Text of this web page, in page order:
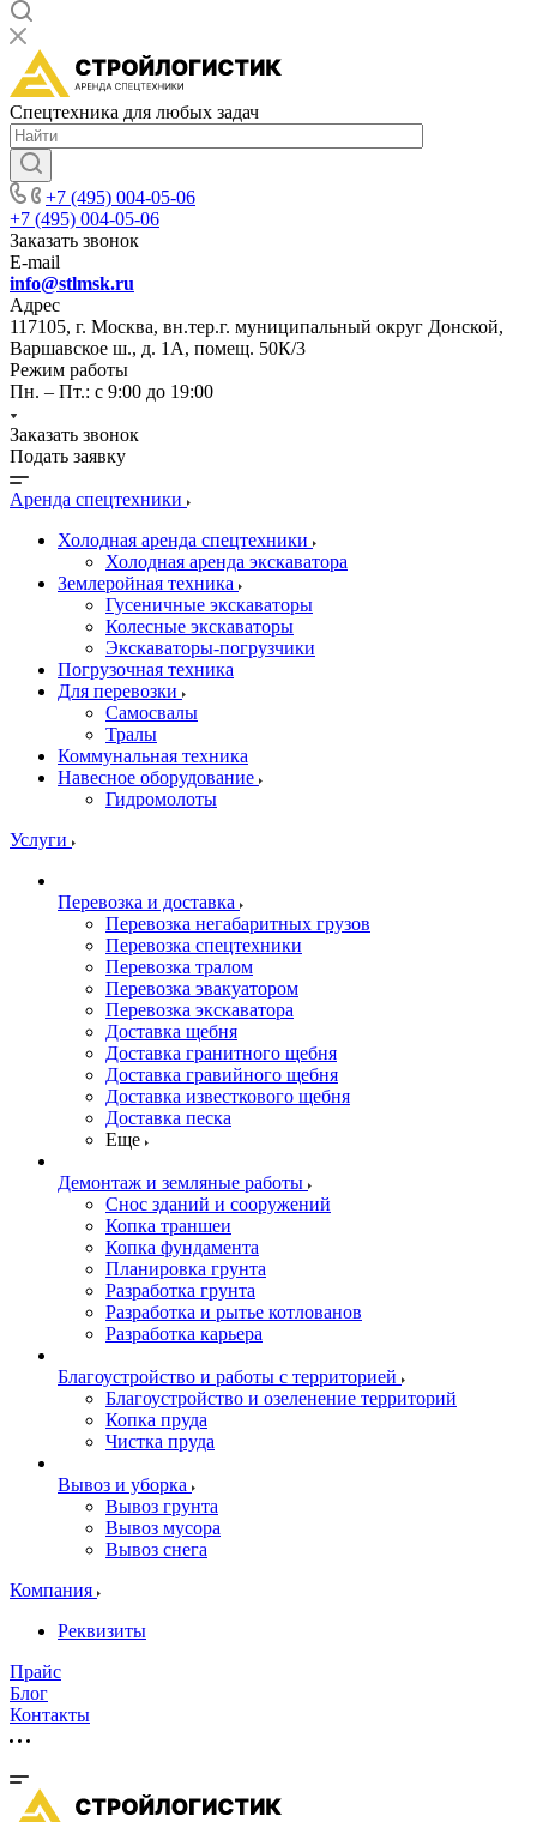
Спецтехника для любых задач
+7 (495) 004-05-06
+7 (495) 004-05-06
Заказать звонок
E-mail
info@stlmsk.ru
Адрес
117105, г. Москва, вн.тер.г. муниципальный округ Донской,
Варшавское ш., д. 1А, помещ. 50К/3
Режим работы
Пн. – Пт.: с 9:00 до 19:00
Заказать звонок
Подать заявку
Аренда спецтехники
Холодная аренда спецтехники
Холодная аренда экскаватора
Землеройная техника
Гусеничные экскаваторы
Колесные экскаваторы
Экскаваторы-погрузчики
Погрузочная техника
Для перевозки
Самосвалы
Тралы
Коммунальная техника
Навесное оборудование
Гидромолоты
Услуги
Перевозка и доставка
Перевозка негабаритных грузов
Перевозка спецтехники
Перевозка тралом
Перевозка эвакуатором
Перевозка экскаватора
Доставка щебня
Доставка гранитного щебня
Доставка гравийного щебня
Доставка известкового щебня
Доставка песка
Еще
Демонтаж и земляные работы
Снос зданий и сооружений
Копка траншеи
Копка фундамента
Планировка грунта
Разработка грунта
Разработка и рытье котлованов
Разработка карьера
Благоустройство и работы с территорией
Благоустройство и озеленение территорий
Копка пруда
Чистка пруда
Вывоз и уборка
Вывоз грунта
Вывоз мусора
Вывоз снега
Компания
Реквизиты
Прайс
Блог
Контакты